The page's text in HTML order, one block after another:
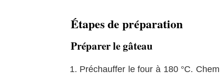
Étapes de préparation
Préparer le gâteau
Préchauffer le four à 180 °C.